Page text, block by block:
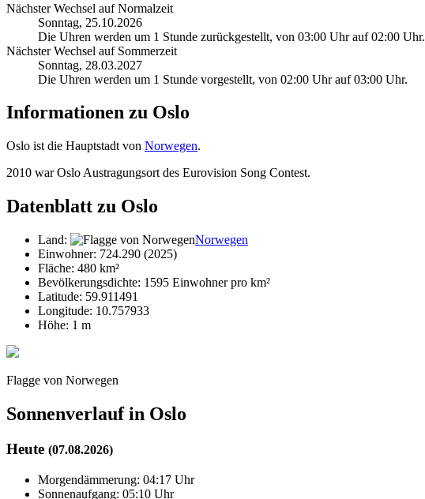
Nächster Wechsel auf Normalzeit
Sonntag, 25.10.2026
Die Uhren werden um 1 Stunde zurückgestellt, von 03:00 Uhr auf 02:00 Uhr.
Nächster Wechsel auf Sommerzeit
Sonntag, 28.03.2027
Die Uhren werden um 1 Stunde vorgestellt, von 02:00 Uhr auf 03:00 Uhr.
Informationen zu Oslo
Oslo ist die Hauptstadt von Norwegen.
2010 war Oslo Austragungsort des Eurovision Song Contest.
Datenblatt zu Oslo
Land:
Norwegen
Einwohner: 724.290 (2025)
Fläche: 480 km²
Bevölkerungsdichte: 1595 Einwohner pro km²
Latitude: 59.911491
Longitude: 10.757933
Höhe: 1 m
Flagge von Norwegen
Sonnenverlauf in Oslo
Heute (07.08.2026)
Morgendämmerung: 04:17 Uhr
Sonnenaufgang: 05:10 Uhr